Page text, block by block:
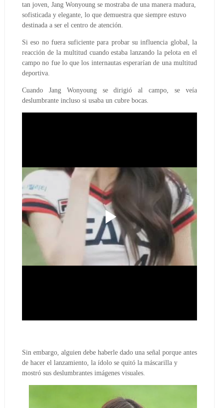
tan joven, Jang Wonyoung se mostraba de una manera madura,
sofisticada y elegante, lo que demuestra que siempre estuvo
destinada a ser el centro de atención.
Si eso no fuera suficiente para probar su influencia global, la
reacción de la multitud cuando estaba lanzando la pelota en el
campo no fue lo que los internautas esperarían de una multitud
deportiva.
Cuando Jang Wonyoung se dirigió al campo, se veía
deslumbrante incluso si usaba un cubre bocas.
Sin embargo, alguien debe haberle dado una señal porque antes
de hacer el lanzamiento, la ídolo se quitó la máscarilla y
mostró sus deslumbrantes imágenes visuales.